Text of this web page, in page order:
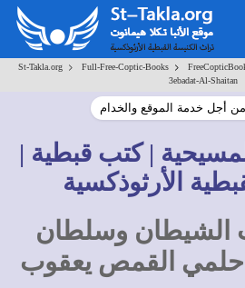
St-Takla.org > Full-Free-Coptic-Books >
3ebadat-Al-Shaitan
أجل خدمة الموقع والخدام
| كتب قبطية |
الأرثوذكسية
الشيطان وسلطان
حلمي القمص يعقوب